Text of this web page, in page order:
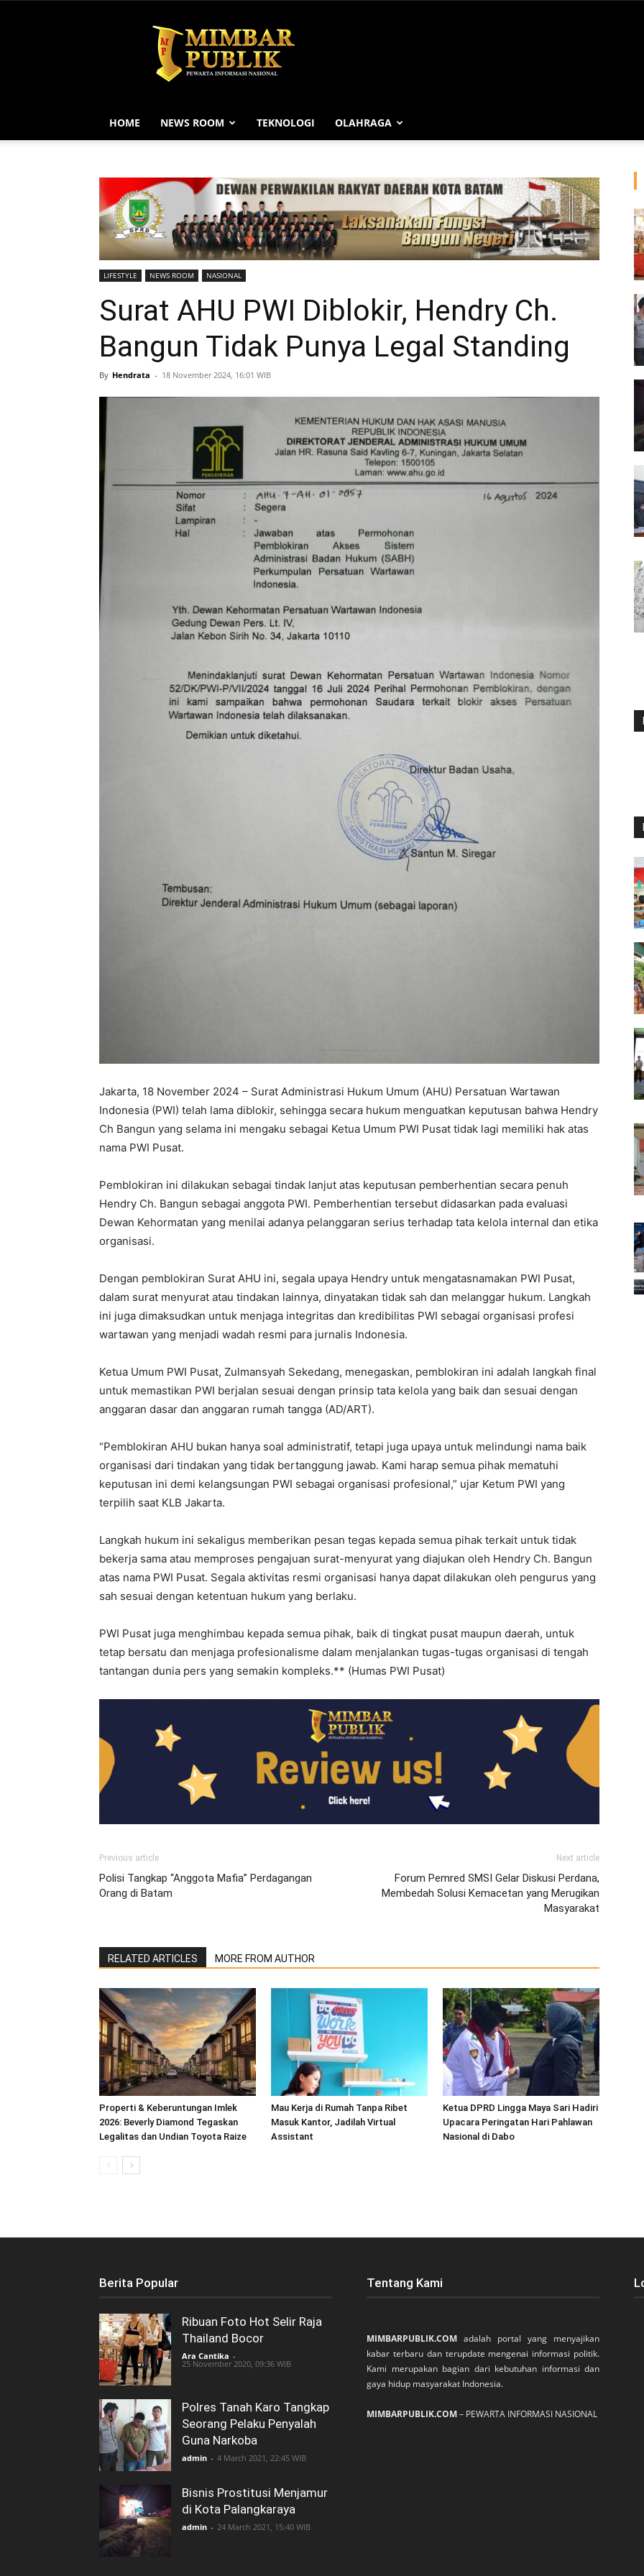
MIMBAR
PUBLIK
HOME NEWS ROOM TEKNOLOGI OLAHRAGA
LIFESTYLE NEWS ROOM NASIONAL
Surat AHU PWI Diblokir, Hendry Ch.
Bangun Tidak Punya Legal Standing
By Hendrata - 18 November 2024, 16:01 WIB
Jakarta, 18 November 2024 – Surat Administrasi Hukum Umum (AHU) Persatuan Wartawan
Indonesia (PWI) telah lama diblokir, sehingga secara hukum menguatkan keputusan bahwa Hendry
Ch Bangun yang selama ini mengaku sebagai Ketua Umum PWI Pusat tidak lagi memiliki hak atas
nama PWI Pusat.
Pemblokiran ini dilakukan sebagai tindak lanjut atas keputusan pemberhentian secara penuh
Hendry Ch. Bangun sebagai anggota PWI. Pemberhentian tersebut didasarkan pada evaluasi
Dewan Kehormatan yang menilai adanya pelanggaran serius terhadap tata kelola internal dan etika
organisasi.
Dengan pemblokiran Surat AHU ini, segala upaya Hendry untuk mengatasnamakan PWI Pusat,
dalam surat menyurat atau tindakan lainnya, dinyatakan tidak sah dan melanggar hukum. Langkah
ini juga dimaksudkan untuk menjaga integritas dan kredibilitas PWI sebagai organisasi profesi
wartawan yang menjadi wadah resmi para jurnalis Indonesia.
Ketua Umum PWI Pusat, Zulmansyah Sekedang, menegaskan, pemblokiran ini adalah langkah final
untuk memastikan PWI berjalan sesuai dengan prinsip tata kelola yang baik dan sesuai dengan
anggaran dasar dan anggaran rumah tangga (AD/ART).
“Pemblokiran AHU bukan hanya soal administratif, tetapi juga upaya untuk melindungi nama baik
organisasi dari tindakan yang tidak bertanggung jawab. Kami harap semua pihak mematuhi
keputusan ini demi kelangsungan PWI sebagai organisasi profesional,” ujar Ketum PWI yang
terpilih saat KLB Jakarta.
Langkah hukum ini sekaligus memberikan pesan tegas kepada semua pihak terkait untuk tidak
bekerja sama atau memproses pengajuan surat-menyurat yang diajukan oleh Hendry Ch. Bangun
atas nama PWI Pusat. Segala aktivitas resmi organisasi hanya dapat dilakukan oleh pengurus yang
sah sesuai dengan ketentuan hukum yang berlaku.
PWI Pusat juga menghimbau kepada semua pihak, baik di tingkat pusat maupun daerah, untuk
tetap bersatu dan menjaga profesionalisme dalam menjalankan tugas-tugas organisasi di tengah
tantangan dunia pers yang semakin kompleks.** (Humas PWI Pusat)
Previous article
Polisi Tangkap “Anggota Mafia” Perdagangan
Orang di Batam
Next article
Forum Pemred SMSI Gelar Diskusi Perdana,
Membedah Solusi Kemacetan yang Merugikan
Masyarakat
RELATED ARTICLES MORE FROM AUTHOR
‎Properti & Keberuntungan Imlek
2026: Beverly ‎Diamond Tegaskan
Legalitas dan Undian Toyota Raize
Mau Kerja di Rumah Tanpa Ribet
Masuk Kantor, Jadilah Virtual
Assistant
Ketua DPRD Lingga Maya Sari Hadiri
Upacara Peringatan Hari Pahlawan
Nasional di Dabo
Berita Popular
Ribuan Foto Hot Selir Raja
Thailand Bocor
Ara Cantika -
25 November 2020, 09:36 WIB
Polres Tanah Karo Tangkap
Seorang Pelaku Penyalah
Guna Narkoba
admin - 4 March 2021, 22:45 WIB
Bisnis Prostitusi Menjamur
di Kota Palangkaraya
admin - 24 March 2021, 15:40 WIB
Tentang Kami
MIMBARPUBLIK.COM adalah portal yang menyajikan
kabar terbaru dan terupdate mengenai informasi politik.
Kami merupakan bagian dari kebutuhan informasi dan
gaya hidup masyarakat Indonesia.
MIMBARPUBLIK.COM– PEWARTA INFORMASI NASIONAL